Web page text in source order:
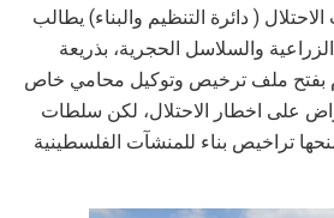
( دائرة التنظيم والبناء) يطالب
والسلاسل الحجرية، بذريعة
بفتح ملف ترخيص وتوكيل محامي خاص
على اخطار الاحتلال، لكن سلطات
تراخيص بناء للمنشآت الفلسطينية